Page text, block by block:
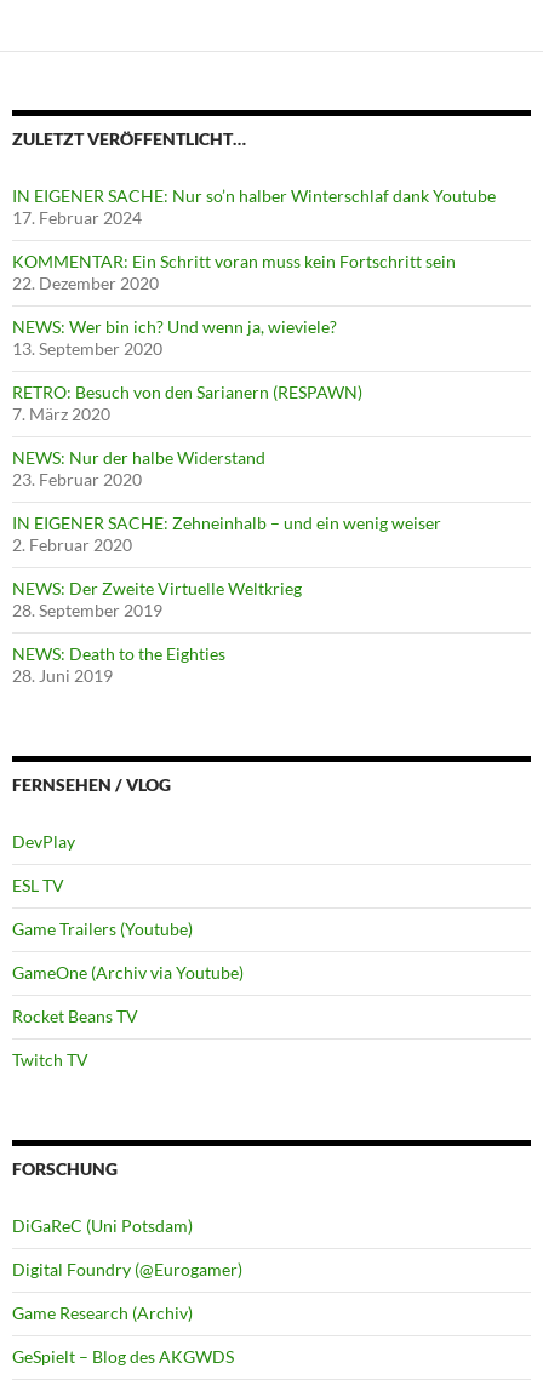
ZULETZT VERÖFFENTLICHT…
IN EIGENER SACHE: Nur so’n halber Winterschlaf dank Youtube
17. Februar 2024
KOMMENTAR: Ein Schritt voran muss kein Fortschritt sein
22. Dezember 2020
NEWS: Wer bin ich? Und wenn ja, wieviele?
13. September 2020
RETRO: Besuch von den Sarianern (RESPAWN)
7. März 2020
NEWS: Nur der halbe Widerstand
23. Februar 2020
IN EIGENER SACHE: Zehneinhalb – und ein wenig weiser
2. Februar 2020
NEWS: Der Zweite Virtuelle Weltkrieg
28. September 2019
NEWS: Death to the Eighties
28. Juni 2019
FERNSEHEN / VLOG
DevPlay
ESL TV
Game Trailers (Youtube)
GameOne (Archiv via Youtube)
Rocket Beans TV
Twitch TV
FORSCHUNG
DiGaReC (Uni Potsdam)
Digital Foundry (@Eurogamer)
Game Research (Archiv)
GeSpielt – Blog des AKGWDS